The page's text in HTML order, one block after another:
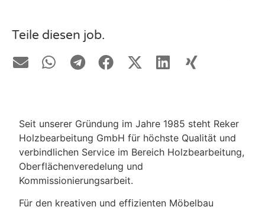
Teile diesen job.
Seit unserer Gründung im Jahre 1985 steht Reker
Holzbearbeitung GmbH für höchste Qualität und
verbindlichen Service im Bereich Holzbearbeitung,
Oberflächenveredelung und
Kommissionierungsarbeit.
Für den kreativen und effizienten Möbelbau